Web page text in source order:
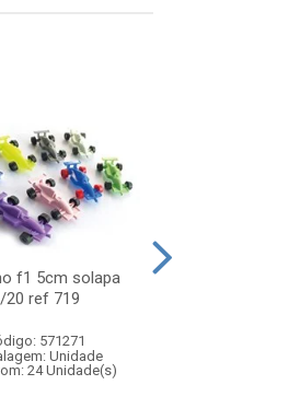
f1 5cm solapa
20 ref 719
571271
Unidade
24 Unidade(s)